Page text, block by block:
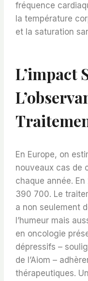
fréquence
la température
et la saturation
L’impact
En Europe, on
nouveaux cas de
chaque année.
390 700. Le
a non seulement
l’humeur mais
en oncologie
dépressifs –
de l’Aiom –
thérapeutiques.